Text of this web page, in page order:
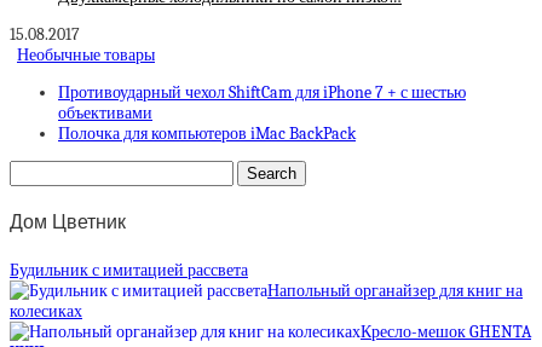
15.08.2017
Необычные товары
Противоударный чехол ShiftCam для iPhone 7 + с шестью
объективами
Полочка для компьютеров iMac BackPack
Дом Цветник
Будильник с имитацией рассвета
Напольный органайзер для книг на
колесиках
Кресло-мешок GHENTA